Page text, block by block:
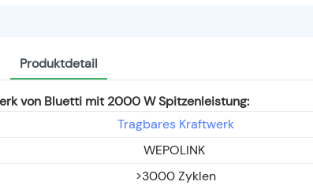
Produktdetail
von Bluetti mit 2000 W Spitzenleistung:
Tragbares Kraftwerk
WEPOLINK
>3000 Zyklen